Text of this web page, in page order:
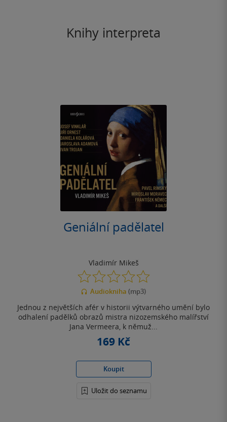
Knihy interpreta
Geniální padělatel
Vladimír Mikeš
0.0
z
5
Audiokniha (mp3)
Jednou z největších afér v historii výtvarného umění bylo
odhalení padělků obrazů mistra nizozemského malířství
Jana Vermeera, k němuž...
169 Kč
Koupit
Uložit do seznamu